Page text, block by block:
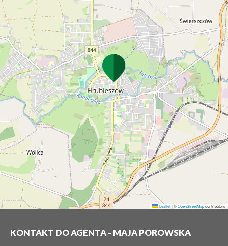
Leaflet|©OpenStreetMapcontributors
KONTAKT DO AGENTA - MAJA POROWSKA